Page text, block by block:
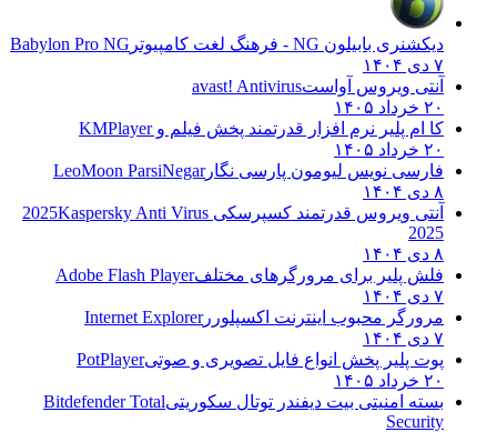
دیکشنری بابیلون NG - فرهنگ لغت کامپیوتر
Babylon Pro NG
۷ دی ۱۴۰۴
آنتی ویروس آواستavast! Antivirus
۲۰ خرداد ۱۴۰۵
کا ام پلیر نرم افزار قدرتمند پخش فیلم وKMPlayer
۲۰ خرداد ۱۴۰۵
فارسی نویس لیومون پارسی نگارLeoMoon ParsiNegar
۸ دی ۱۴۰۴
آنتی ویروس قدرتمند کسپرسکی 2025 Kaspersky Anti Virus
2025
۸ دی ۱۴۰۴
فلش پلیر برای مرورگرهای مختلفAdobe Flash Player
۷ دی ۱۴۰۴
مرورگر محبوب اینترنت اکسپلوررInternet Explorer
۷ دی ۱۴۰۴
پوت پلیر پخش انواع فایل تصویری و صوتیPotPlayer
۲۰ خرداد ۱۴۰۵
بسته امنیتی بیت دیفندر توتال سکوریتیBitdefender Total
Security